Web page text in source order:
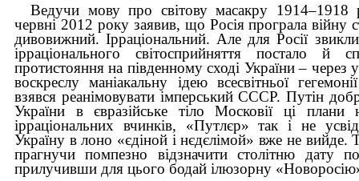
Ведучи мову про світову масакру 1914–1918
червні 2012 року заявив, що Росія програла війну
дивовижний. Ірраціональний. Але для Росії
ірраціонального світосприйняття постало й
протистояння на південному сході України – через
воскреслу маніакальну ідею всесвітньої
взявся реанімовувати імперський СССР. Путін
України в євразійське тіло Московії ці плани
ірраціональних вчинків, «Путлєр» так і не
Україну в лоно «єдіной і нєдєлімой» вже не
прагнучи помпезно відзначити столітню дату
прилучивши для цього бодай ілюзорну